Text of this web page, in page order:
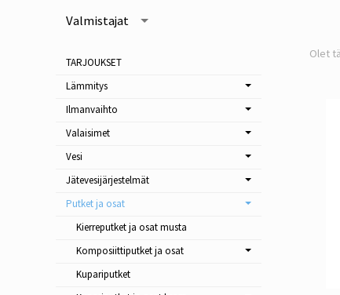
Valmistajat
TARJOUKSET
Lämmitys
Ilmanvaihto
Valaisimet
Vesi
Jätevesijärjestelmät
Putket ja osat
Kierreputket ja osat musta
Komposiittiputket ja osat
Kupariputket